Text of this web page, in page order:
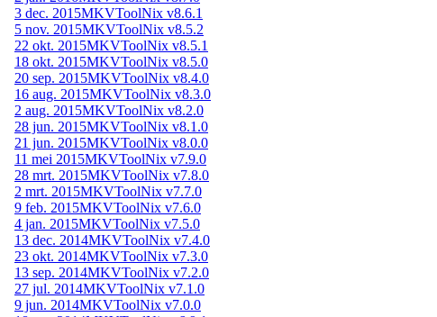
3 dec. 2015MKVToolNix v8.6.1
5 nov. 2015MKVToolNix v8.5.2
22 okt. 2015MKVToolNix v8.5.1
18 okt. 2015MKVToolNix v8.5.0
20 sep. 2015MKVToolNix v8.4.0
16 aug. 2015MKVToolNix v8.3.0
2 aug. 2015MKVToolNix v8.2.0
28 jun. 2015MKVToolNix v8.1.0
21 jun. 2015MKVToolNix v8.0.0
11 mei 2015MKVToolNix v7.9.0
28 mrt. 2015MKVToolNix v7.8.0
2 mrt. 2015MKVToolNix v7.7.0
9 feb. 2015MKVToolNix v7.6.0
4 jan. 2015MKVToolNix v7.5.0
13 dec. 2014MKVToolNix v7.4.0
23 okt. 2014MKVToolNix v7.3.0
13 sep. 2014MKVToolNix v7.2.0
27 jul. 2014MKVToolNix v7.1.0
9 jun. 2014MKVToolNix v7.0.0